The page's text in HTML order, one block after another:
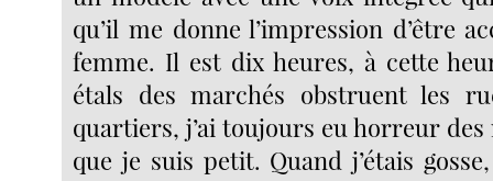
qu’il me donne l’impression d’être
femme. Il est dix heures, à cette
étals des marchés obstruent les
quartiers, j’ai toujours eu horreur
que je suis petit. Quand j’étais